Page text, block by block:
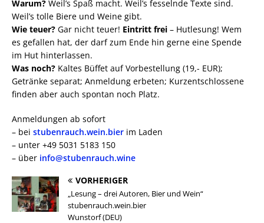
Warum? Weil’s Spaß macht. Weil’s fesselnde Texte sind.
Weil’s tolle Biere und Weine gibt.
Wie teuer? Gar nicht teuer! Eintritt frei – Hutlesung! Wem
es gefallen hat, der darf zum Ende hin gerne eine Spende
im Hut hinterlassen.
Was noch? Kaltes Büffet auf Vorbestellung (19,- EUR);
Getränke separat; Anmeldung erbeten; Kurzentschlossene
finden aber auch spontan noch Platz.
Anmeldungen ab sofort
– bei stubenrauch.wein.bier im Laden
– unter +49 5031 5183 150
– über info@stubenrauch.wine
VORHERIGER
„Lesung – drei Autoren, Bier und Wein“
stubenrauch.wein.bier
Wunstorf (DEU)